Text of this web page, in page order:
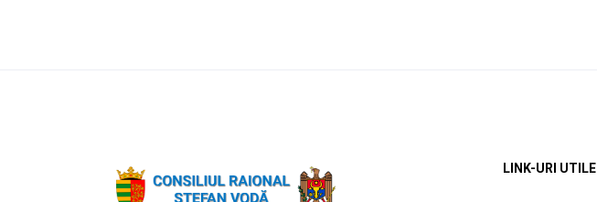
LINK-URI UTILE